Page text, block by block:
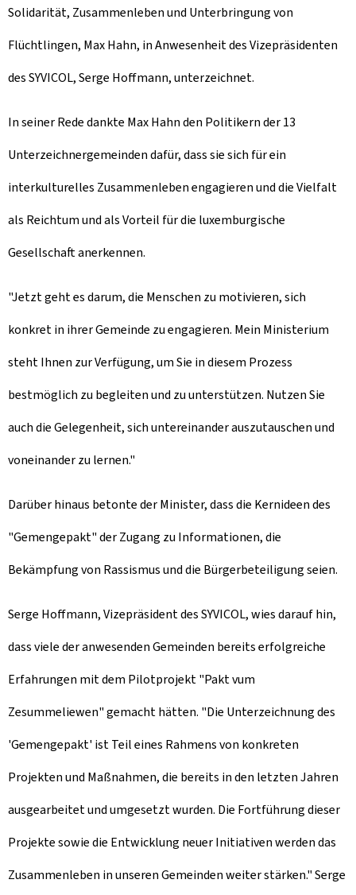
Solidarität, Zusammenleben und Unterbringung von
Flüchtlingen, Max Hahn, in Anwesenheit des Vizepräsidenten
des SYVICOL, Serge Hoffmann, unterzeichnet.
In seiner Rede dankte Max Hahn den Politikern der 13
Unterzeichnergemeinden dafür, dass sie sich für ein
interkulturelles Zusammenleben engagieren und die Vielfalt
als Reichtum und als Vorteil für die luxemburgische
Gesellschaft anerkennen.
"Jetzt geht es darum, die Menschen zu motivieren, sich
konkret in ihrer Gemeinde zu engagieren. Mein Ministerium
steht Ihnen zur Verfügung, um Sie in diesem Prozess
bestmöglich zu begleiten und zu unterstützen. Nutzen Sie
auch die Gelegenheit, sich untereinander auszutauschen und
voneinander zu lernen."
Darüber hinaus betonte der Minister, dass die Kernideen des
"Gemengepakt" der Zugang zu Informationen, die
Bekämpfung von Rassismus und die Bürgerbeteiligung seien.
Serge Hoffmann, Vizepräsident des SYVICOL, wies darauf hin,
dass viele der anwesenden Gemeinden bereits erfolgreiche
Erfahrungen mit dem Pilotprojekt "Pakt vum
Zesummeliewen" gemacht hätten. "Die Unterzeichnung des
'Gemengepakt' ist Teil eines Rahmens von konkreten
Projekten und Maßnahmen, die bereits in den letzten Jahren
ausgearbeitet und umgesetzt wurden. Die Fortführung dieser
Projekte sowie die Entwicklung neuer Initiativen werden das
Zusammenleben in unseren Gemeinden weiter stärken."Serge